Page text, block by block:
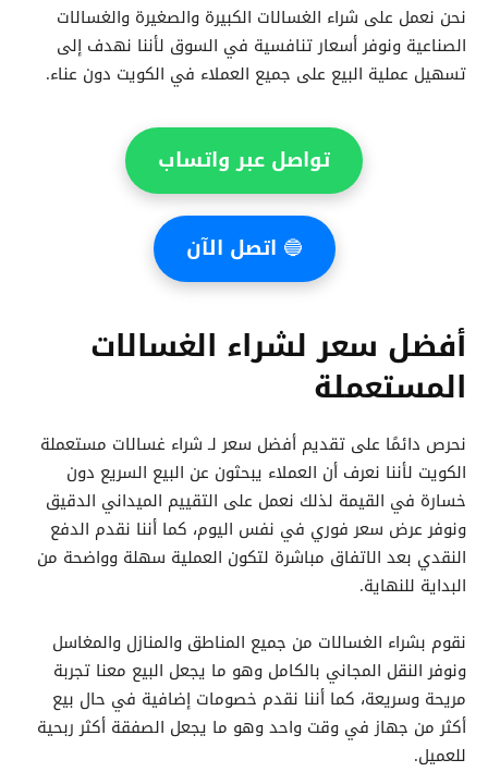
نحن نعمل على شراء الغسالات الكبيرة والصغيرة والغسالات
الصناعية ونوفر أسعار تنافسية في السوق لأننا نهدف إلى
تسهيل عملية البيع على جميع العملاء في الكويت دون عناء.
تواصل عبر واتساب
🔵 اتصل الآن
أفضل سعر لشراء الغسالات
المستعملة
نحرص دائمًا على تقديم أفضل سعر لـ شراء غسالات مستعملة
الكويت لأننا نعرف أن العملاء يبحثون عن البيع السريع دون
خسارة في القيمة لذلك نعمل على التقييم الميداني الدقيق
ونوفر عرض سعر فوري في نفس اليوم، كما أننا نقدم الدفع
النقدي بعد الاتفاق مباشرة لتكون العملية سهلة وواضحة من
البداية للنهاية.
نقوم بشراء الغسالات من جميع المناطق والمنازل والمغاسل
ونوفر النقل المجاني بالكامل وهو ما يجعل البيع معنا تجربة
مريحة وسريعة، كما أننا نقدم خصومات إضافية في حال بيع
أكثر من جهاز في وقت واحد وهو ما يجعل الصفقة أكثر ربحية
للعميل.